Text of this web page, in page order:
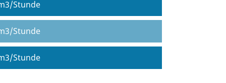
Stunde
Stunde
Stunde